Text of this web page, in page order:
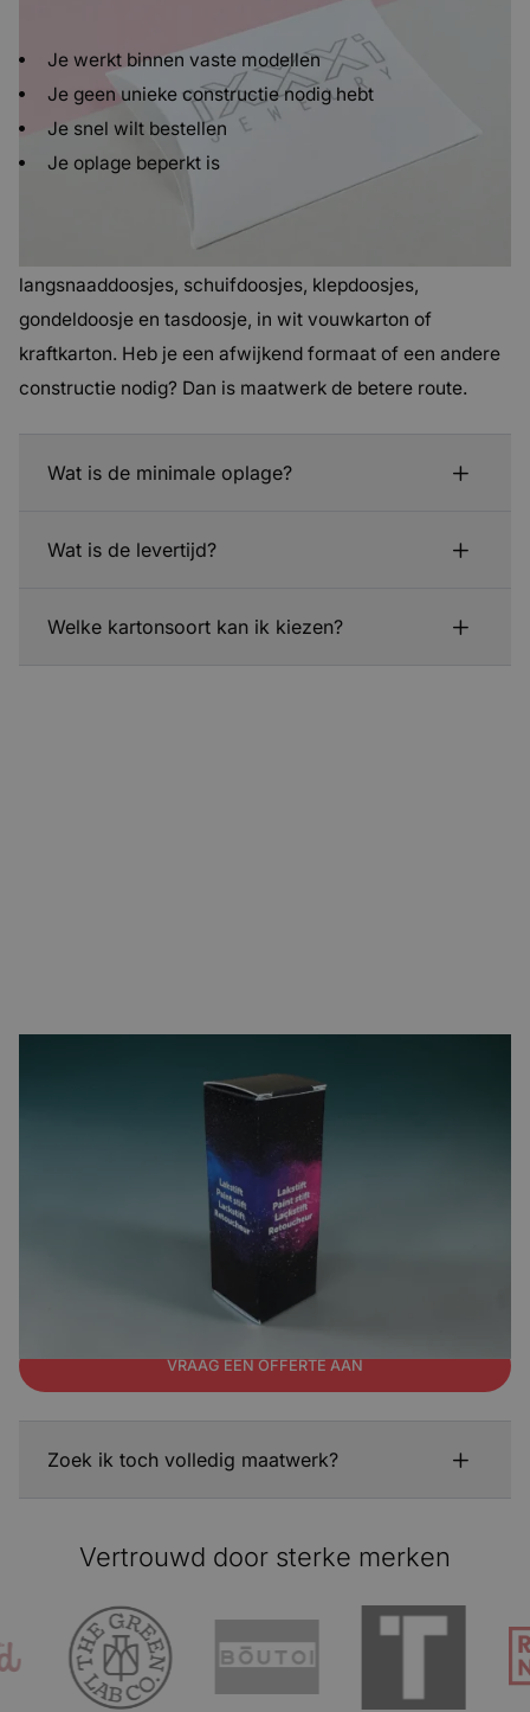
Kleine oplage is geschikt wanneer:
Je werkt binnen vaste modellen
Je geen unieke constructie nodig hebt
Je snel wilt bestellen
Je oplage beperkt is
Welke modellen zijn beschikbaar?
Je kiest uit een selectie vaste constructies:
langsnaaddoosjes, schuifdoosjes, klepdoosjes,
gondeldoosje en tasdoosje, in wit vouwkarton of
kraftkarton. Heb je een afwijkend formaat of een andere
constructie nodig? Dan is maatwerk de betere route.
Wat is de minimale oplage?
Wat is de levertijd?
Welke kartonsoort kan ik kiezen?
Grotere oplage of volledig maatwerk
Wil je meer dan 250 stuks laten produceren of heb je
specifieke wensen in formaat of constructie? Bekijk dan
onze pagina over kartonnen verpakkingen op maat of
vraag direct een offerte aan.
BEKIJK VERPAKKINGEN OP MAAT
VRAAG EEN OFFERTE AAN
Zoek ik toch volledig maatwerk?
Vertrouwd door sterke merken